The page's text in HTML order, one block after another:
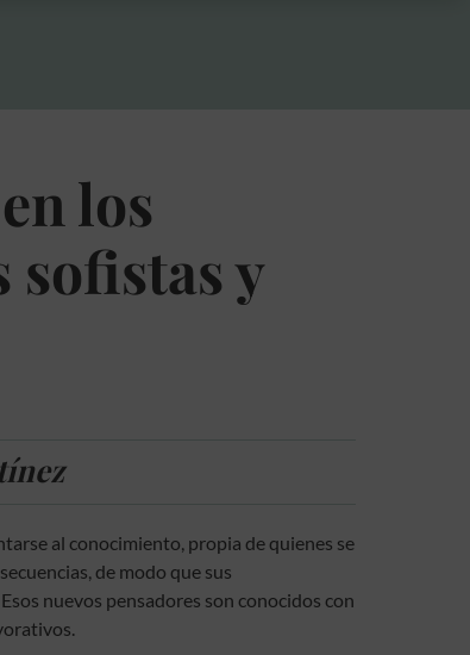
los
sofistas y
al conocimiento, propia de quienes se
de modo que sus
nuevos pensadores son conocidos con